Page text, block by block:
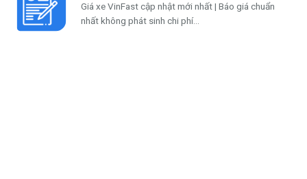
Giá xe VinFast cập nhật mới nhất | Báo giá chuẩn
nhất không phát sinh chi phí...